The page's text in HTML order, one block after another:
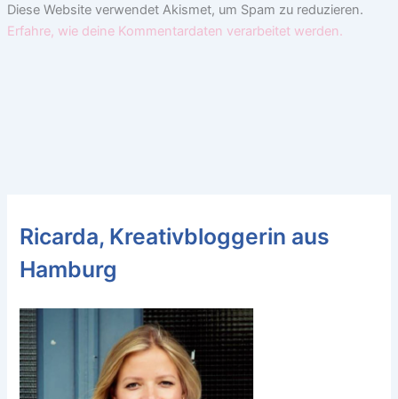
Diese Website verwendet Akismet, um Spam zu reduzieren.
Erfahre, wie deine Kommentardaten verarbeitet werden.
Ricarda, Kreativbloggerin aus
Hamburg